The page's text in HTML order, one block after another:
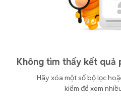
Không tìm thấy kết quả
Hãy xóa một số bộ lọc
kiếm để xem